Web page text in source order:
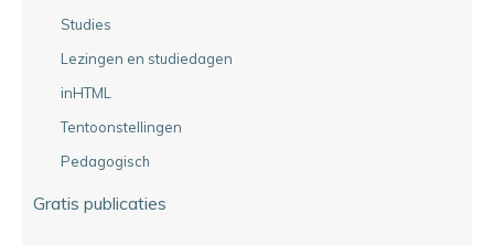
Studies
Lezingen en studiedagen
inHTML
Tentoonstellingen
Pedagogisch
Gratis publicaties